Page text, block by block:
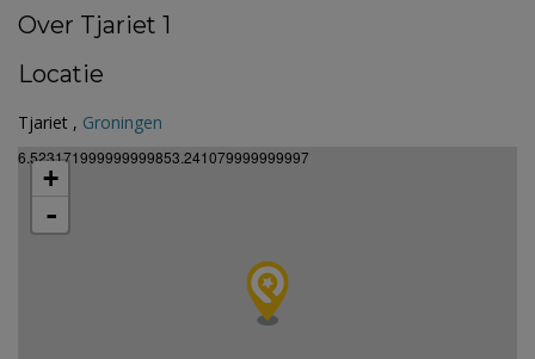
Over Tjariet 1
Locatie
Tjariet , Groningen
6.523171999999999853.241079999999997
+
-